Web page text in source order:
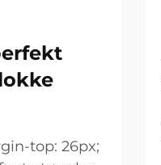
top: 26px;